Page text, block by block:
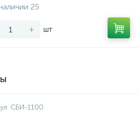
25
+ шт
СБИ-1100